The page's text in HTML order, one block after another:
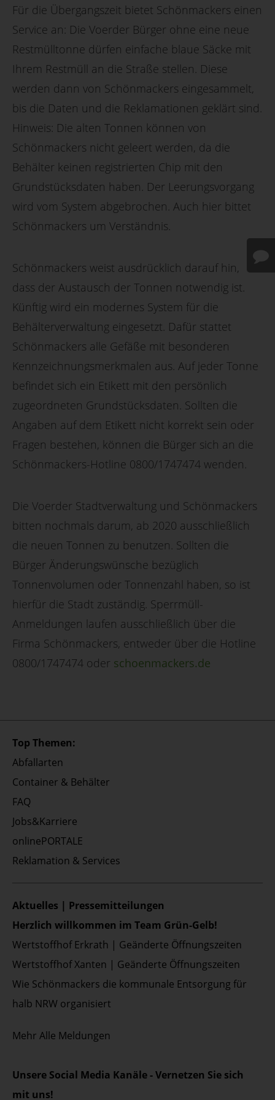
Für die Übergangszeit bietet Schönmackers einen
Service an: Die Voerder Bürger ohne eine neue
Restmülltonne dürfen einfache blaue Säcke mit
Ihrem Restmüll an die Straße stellen. Diese
werden dann von Schönmackers eingesammelt,
bis die Daten und die Reklamationen geklärt sind.
Hinweis: Die alten Tonnen können von
Schönmackers nicht geleert werden, da die
Behälter keinen registrierten Chip mit den
Grundstücksdaten haben. Der Leerungsvorgang
wird vom System abgebrochen. Auch hier bittet
Schönmackers um Verständnis.
Schönmackers weist ausdrücklich darauf hin,
dass der Austausch der Tonnen notwendig ist.
Künftig wird ein modernes System für die
Behälterverwaltung eingesetzt. Dafür stattet
Schönmackers alle Gefäße mit besonderen
Kennzeichnungsmerkmalen aus. Auf jeder Tonne
befindet sich ein Etikett mit den persönlich
zugeordneten Grundstücksdaten. Sollten die
Angaben auf dem Etikett nicht korrekt sein oder
Fragen bestehen, können die Bürger sich an die
Schönmackers-Hotline 0800/1747474 wenden.
Die Voerder Stadtverwaltung und Schönmackers
bitten nochmals darum, ab 2020 ausschließlich
die neuen Tonnen zu benutzen. Sollten die
Bürger Änderungswünsche bezüglich
Tonnenvolumen oder Tonnenzahl haben, so ist
hierfür die Stadt zuständig. Sperrmüll-
Anmeldungen laufen ausschließlich über die
Firma Schönmackers, entweder über die Hotline
0800/1747474 oder schoenmackers.de
Top Themen:
Abfallarten
Container & Behälter
FAQ
Jobs&Karriere
onlinePORTALE
Reklamation & Services
Aktuelles | Pressemitteilungen
Herzlich willkommen im Team Grün-Gelb!
Wertstoffhof Erkrath | Geänderte Öffnungszeiten
Wertstoffhof Xanten | Geänderte Öffnungszeiten
Wie Schönmackers die kommunale Entsorgung für
halb NRW organisiert
Mehr Alle Meldungen
Unsere Social Media Kanäle - Vernetzen Sie sich
mit uns!